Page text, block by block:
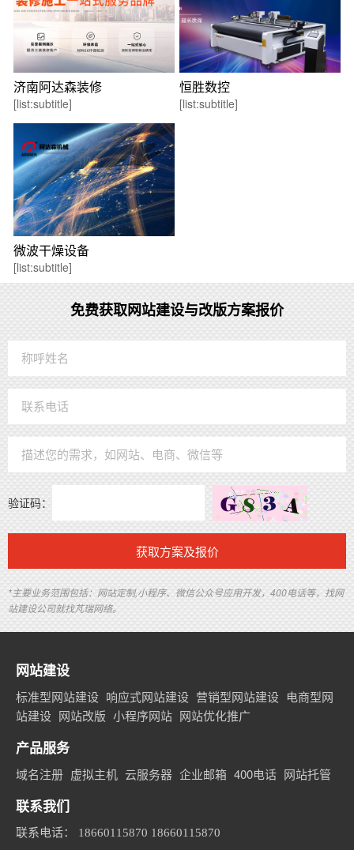
济南阿达森装修
[list:subtitle]
恒胜数控
[list:subtitle]
微波干燥设备
[list:subtitle]
免费获取网站建设与改版方案报价
验证码：
获取方案及报价
*主要业务范围包括：网站定制,小程序、微信公众号应用开发，400电话等，找网
站建设公司就找芃瑞网络。
网站建设
标准型网站建设 响应式网站建设 营销型网站建设 电商型网
站建设 网站改版 小程序网站 网站优化推广
产品服务
域名注册 虚拟主机 云服务器 企业邮箱 400电话 网站托管
联系我们
联系电话： 18660115870 18660115870